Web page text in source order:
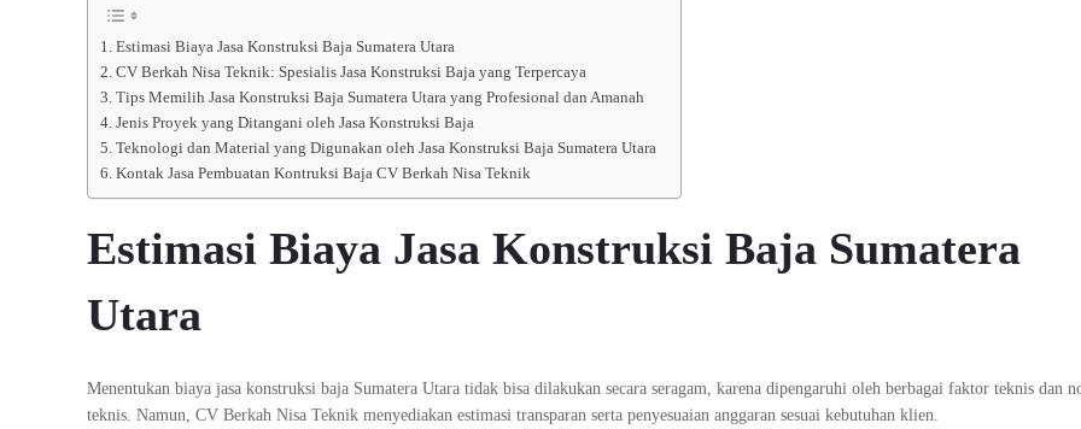
Estimasi Biaya Jasa Konstruksi Baja Sumatera Utara
CV Berkah Nisa Teknik: Spesialis Jasa Konstruksi Baja yang Terpercaya
Tips Memilih Jasa Konstruksi Baja Sumatera Utara yang Profesional dan Amanah
Jenis Proyek yang Ditangani oleh Jasa Konstruksi Baja
Teknologi dan Material yang Digunakan oleh Jasa Konstruksi Baja Sumatera Utara
Kontak Jasa Pembuatan Kontruksi Baja CV Berkah Nisa Teknik
Estimasi Biaya Jasa Konstruksi Baja Sumatera
Utara
Menentukan biaya jasa konstruksi baja Sumatera Utara tidak bisa dilakukan secara seragam, karena dipengaruhi oleh berbagai faktor teknis dan
teknis. Namun, CV Berkah Nisa Teknik menyediakan estimasi transparan serta penyesuaian anggaran sesuai kebutuhan klien.